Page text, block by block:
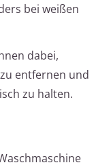
bei weißen
dabei,
entfernen und
zu halten.